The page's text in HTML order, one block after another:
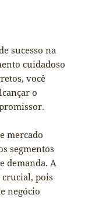
sucesso na
cuidadoso
você
o
mercado
segmentos
demanda. A
crucial, pois
negócio